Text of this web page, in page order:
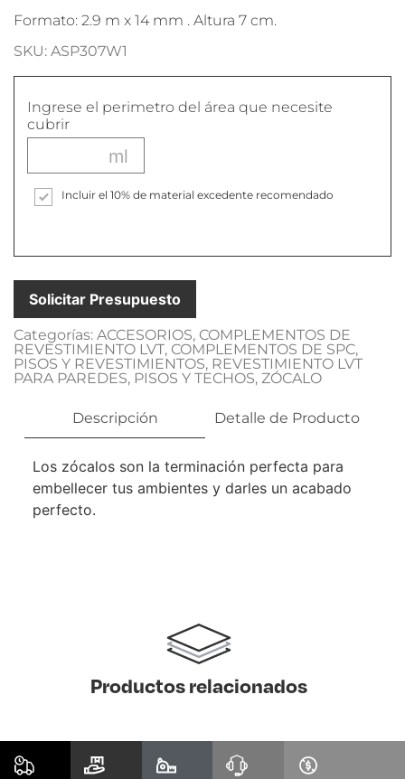
Formato: 2.9 m x 14 mm . Altura 7 cm.
SKU: ASP307W1
Ingrese el perimetro del área que necesite
cubrir
Incluir el 10% de material excedente recomendado
Solicitar Presupuesto
Categorías: ACCESORIOS, COMPLEMENTOS DE
REVESTIMIENTO LVT, COMPLEMENTOS DE SPC,
PISOS Y REVESTIMIENTOS, REVESTIMIENTO LVT
PARA PAREDES, PISOS Y TECHOS, ZÓCALO
Descripción Detalle de Producto
Los zócalos son la terminación perfecta para
embellecer tus ambientes y darles un acabado
perfecto.
Productos relacionados